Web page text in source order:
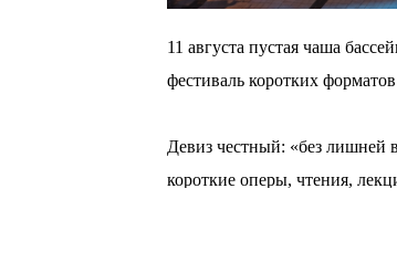
11 августа пустая чаша
фестиваль коротких
Девиз честный: «без лишней
короткие оперы, чтения,